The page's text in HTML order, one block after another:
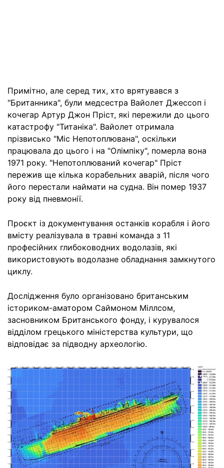
Примітно, але серед тих, хто врятувався з
"Британника", були медсестра Вайолет Джессоп і
кочегар Артур Джон Пріст, які пережили до цього
катастрофу "Титаніка". Вайолет отримала
прізвисько "Міс Непотоплювана", оскільки
працювала до цього і на "Олімпіку", померла вона
1971 року. "Непотоплюваний кочегар" Пріст
пережив ще кілька корабельних аварій, після чого
його перестали наймати на судна. Він помер 1937
року від пневмонії.
Проєкт із документування останків корабля і його
вмісту реалізувала в травні команда з 11
професійних глибоководних водолазів, які
використовують водолазне обладнання замкнутого
циклу.
Дослідження було організовано британським
істориком-аматором Саймоном Міллсом,
засновником Британського фонду, і курувалося
відділом грецького міністерства культури, що
відповідає за підводну археологію.